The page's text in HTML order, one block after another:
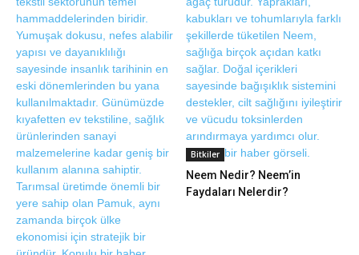
Bitkiler
Neem Nedir? Neem’in
Faydaları Nelerdir?